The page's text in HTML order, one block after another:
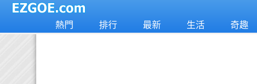
熱門 排行 最新 生活 奇趣